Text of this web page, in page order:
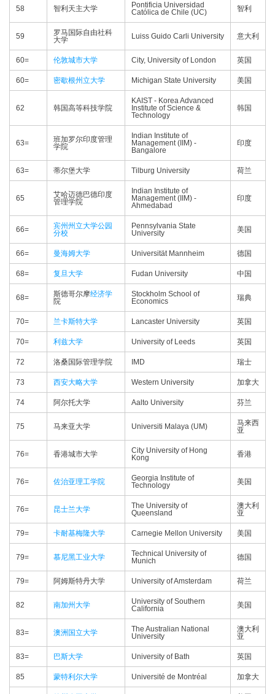
58 智利天主大学
Pontificia Universidad
Católica de Chile (UC)
智利
59
罗马国际自由社科
大学
Luiss Guido Carli University 意大利
60= 伦敦城市大学 City, University of London 英国
60= 密歇根州立大学 Michigan State University 美国
62 韩国高等科技学院
KAIST - Korea Advanced
Institute of Science &
Technology
韩国
63=
班加罗尔印度管理
学院
Indian Institute of
Management (IIM) -
Bangalore
印度
63= 蒂尔堡大学 Tilburg University 荷兰
65
艾哈迈德巴德印度
管理学院
Indian Institute of
Management (IIM) -
Ahmedabad
印度
66=
宾州州立大学公园
分校
Pennsylvania State
University
美国
66= 曼海姆大学 Universität Mannheim 德国
68= 复旦大学 Fudan University 中国
68= 斯德哥尔摩经济学
院
Stockholm School of
Economics
瑞典
70= 兰卡斯特大学 Lancaster University 英国
70= 利兹大学 University of Leeds 英国
72 洛桑国际管理学院 IMD 瑞士
73 西安大略大学 Western University 加拿大
74 阿尔托大学 Aalto University 芬兰
75 马来亚大学 Universiti Malaya (UM)
马来西
亚
76= 香港城市大学
City University of Hong
Kong
香港
76= 佐治亚理工学院
Georgia Institute of
Technology
美国
76= 昆士兰大学
The University of
Queensland
澳大利
亚
79= 卡耐基梅隆大学 Carnegie Mellon University 美国
79= 慕尼黑工业大学
Technical University of
Munich
德国
79= 阿姆斯特丹大学 University of Amsterdam 荷兰
82 南加州大学
University of Southern
California
美国
83= 澳洲国立大学
The Australian National
University
澳大利
亚
83= 巴斯大学 University of Bath 英国
85 蒙特利尔大学 Université de Montréal 加拿大